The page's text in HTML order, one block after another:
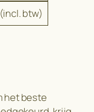
btw)
het beste